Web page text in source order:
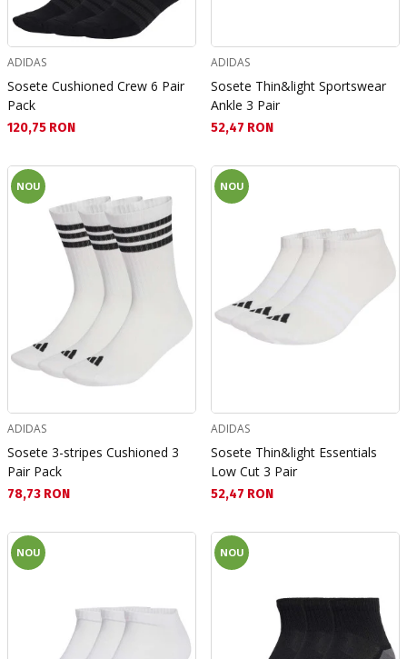
ADIDAS
Sosete Cushioned Crew 6 Pair
Pack
Текуща цена:
120,75 RON
ADIDAS
Sosete Thin&light Sportswear
Ankle 3 Pair
Текуща цена:
52,47 RON
NOU
ADIDAS
Sosete 3-stripes Cushioned 3
Pair Pack
Текуща цена:
78,73 RON
NOU
ADIDAS
Sosete Thin&light Essentials
Low Cut 3 Pair
Текуща цена:
52,47 RON
NOU NOU